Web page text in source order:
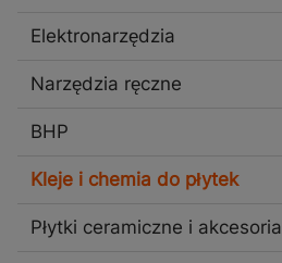
Elektronarzędzia
Narzędzia ręczne
BHP
Kleje i chemia do płytek
Płytki ceramiczne i akcesoria